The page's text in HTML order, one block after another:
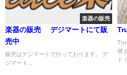
楽器の販売
楽器の販売 デジマートにて販
売中
販売はデジマートで行っております。 デ
ジマート...
替
ド